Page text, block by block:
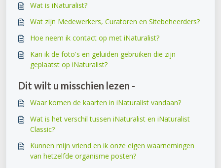
Wat is iNaturalist?
Wat zijn Medewerkers, Curatoren en Sitebeheerders?
Hoe neem ik contact op met iNaturalist?
Kan ik de foto's en geluiden gebruiken die zijn
geplaatst op iNaturalist?
Dit wilt u misschien lezen -
Waar komen de kaarten in iNaturalist vandaan?
Wat is het verschil tussen iNaturalist en iNaturalist
Classic?
Kunnen mijn vriend en ik onze eigen waarnemingen
van hetzelfde organisme posten?